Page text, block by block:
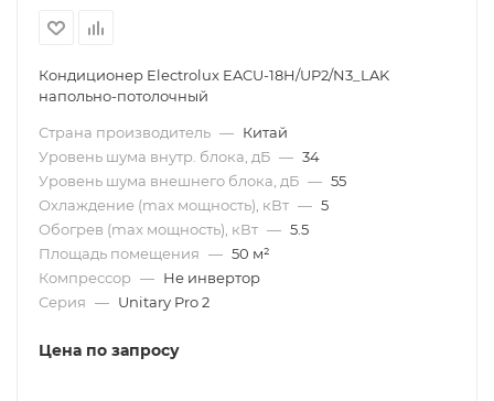
Кондиционер Electrolux EACU-18H/UP2/N3_LAK
напольно-потолочный
Страна производитель — Китай
Уровень шума внутр. блока, дБ — 34
Уровень шума внешнего блока, дБ — 55
Охлаждение (max мощность), кВт — 5
Обогрев (max мощность), кВт — 5.5
Площадь помещения — 50 м²
Компрессор — Не инвертор
Серия — Unitary Pro 2
Цена по запросу